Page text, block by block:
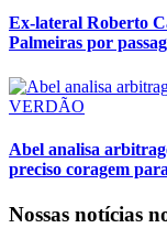
Ex-lateral Roberto
Palmeiras por
VERDÃO
Abel analisa
preciso coragem
Nossas notícias